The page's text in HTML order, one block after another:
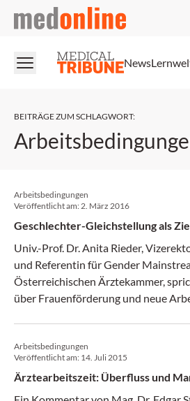
medonline
News
BEITRÄGE ZUM SCHLAGWORT:
Arbeitsbedingungen
Veröffentlicht am:2. März 2016
Geschlechter-Gleichstellung als
Univ.-Prof. Dr. Anita Rieder,
und Referentin für Gender
Österreichischen Ärztekammer,
über Frauenförderung und neue
Arbeitsbedingungen
Veröffentlicht am: 14. Juli 2015
Ärztearbeitszeit: Überfluss und